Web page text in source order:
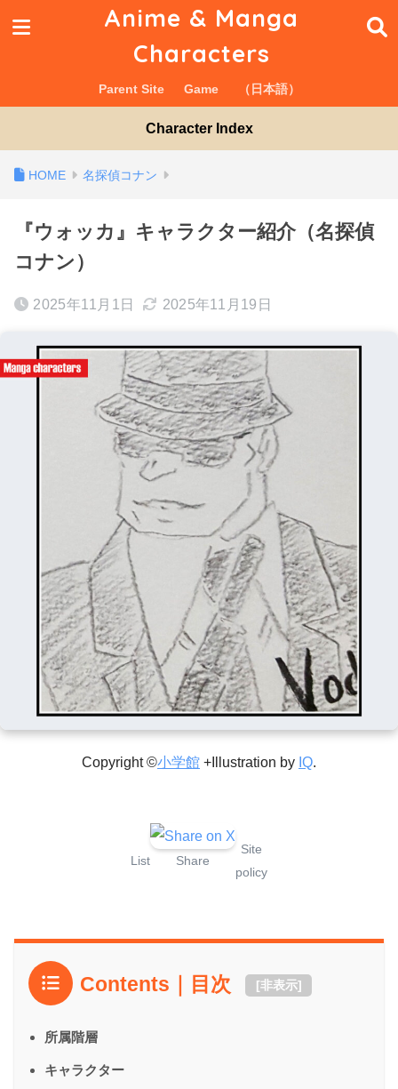
Anime & Manga
Characters
Parent Site Game （日本語）
Character Index
名探偵コナン
『ウォッカ』キャラクター紹介（名探偵
コナン）
2025年11月1日 2025年11月19日
Copyright ©小学館 +Illustration by IQ.
List Share
Site
policy
Contents｜目次 [非表示]
所属階層
キャラクター